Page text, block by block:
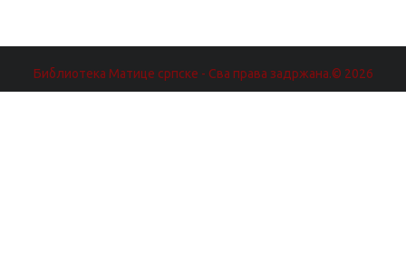
Библиотека Матице српске - Сва права задржана.© 2026